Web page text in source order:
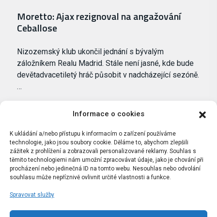
Informace o cookies
K ukládání a/nebo přístupu k informacím o zařízení používáme
technologie, jako jsou soubory cookie. Děláme to, abychom zlepšili
zážitek z prohlížení a zobrazovali personalizované reklamy. Souhlas s
těmito technologiemi nám umožní zpracovávat údaje, jako je chování při
procházení nebo jedinečná ID na tomto webu. Nesouhlas nebo odvolání
souhlasu může nepříznivě ovlivnit určité vlastnosti a funkce.
Spravovat služby
Moretto: Ajax rezignoval na angažování
Ceballose
Nizozemský klub ukončil jednání s bývalým
záložníkem Realu Madrid. Stále není jasné, kde bude
devětadvacetiletý hráč působit v nadcházející sezóně.
…